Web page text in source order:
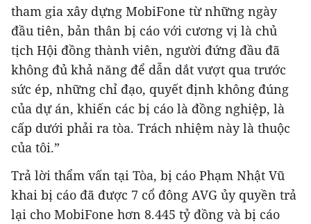
tham gia xây dựng MobiFone từ những ngày
đầu tiên, bản thân bị cáo với cương vị là chủ
tịch Hội đồng thành viên, người đứng đầu đã
không đủ khả năng để dẫn dắt vượt qua trước
sức ép, những chỉ đạo, quyết định không đúng
của dự án, khiến các bị cáo là đồng nghiệp, là
cấp dưới phải ra tòa. Trách nhiệm này là thuộc
của tôi.”
Trả lời thẩm vấn tại Tòa, bị cáo Phạm Nhật Vũ
khai bị cáo đã được 7 cổ đông AVG ủy quyền trả
lại cho MobiFone hơn 8.445 tỷ đồng và bị cáo